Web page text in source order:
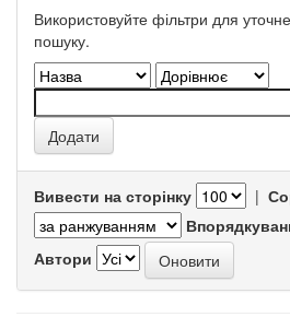
Використовуйте фільтри для
пошуку.
Вивести на сторінку |
Автори